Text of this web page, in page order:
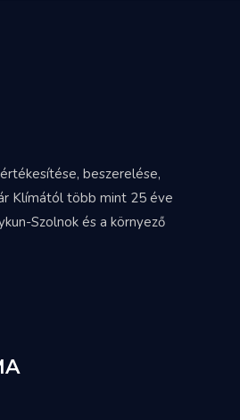
beszerelése,
Klímától több mint 25 éve
Szolnok és a környező